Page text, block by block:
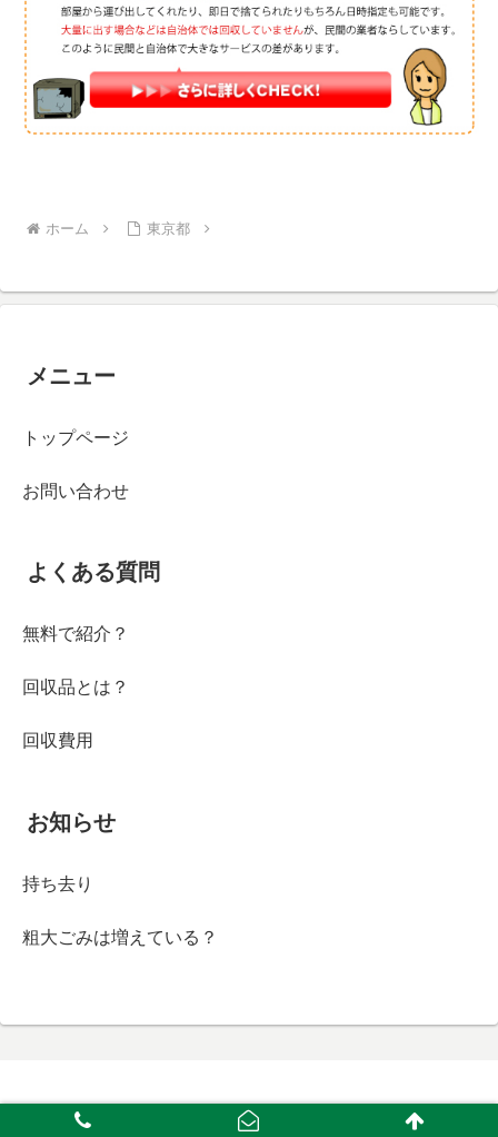
ホーム 東京都
メニュー
トップページ
お問い合わせ
よくある質問
無料で紹介？
回収品とは？
回収費用
お知らせ
持ち去り
粗大ごみは増えている？
Copyright © 2011-2026 粗大ごみセンター All Rights Reserved.